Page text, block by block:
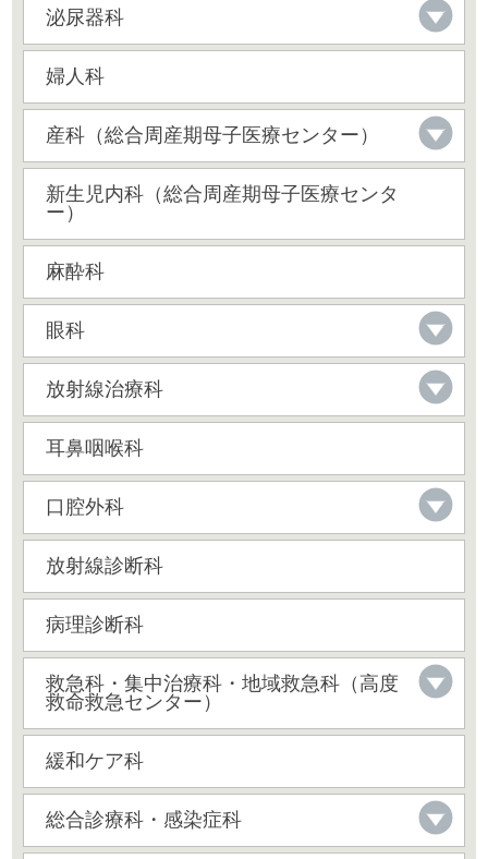
泌尿器科
婦人科
産科（総合周産期母子医療センター）
新生児内科（総合周産期母子医療センタ
ー）
麻酔科
眼科
放射線治療科
耳鼻咽喉科
口腔外科
放射線診断科
病理診断科
救急科・集中治療科・地域救急科（高度
救命救急センター）
緩和ケア科
総合診療科・感染症科